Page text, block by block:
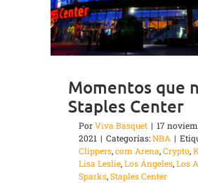
Momentos que
Staples Center
PorViva Basquet | 17
2021 | Categorías:NBA |
Clippers,com Arena,Crypto,
Lisa Leslie,Los Ángeles,Los
Sparks,Staples Center